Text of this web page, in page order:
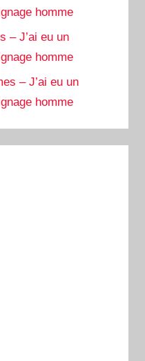
homme
– J’ai eu un
homme
– J’ai eu un
homme